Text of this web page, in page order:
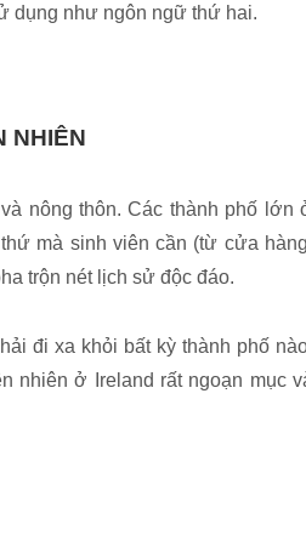
dụng như ngôn ngữ thứ hai.
NHIÊN
nông thôn. Các thành phố lớn
mà sinh viên cần (từ cửa
trộn nét lịch sử độc đáo.
đi xa khỏi bất kỳ thành phố
nhiên ở Ireland rất ngoạn mục